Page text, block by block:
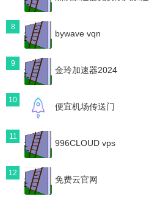
8
bywave vqn
9
金玲加速器2024
10
便宜机场传送门
11
996CLOUD vps
12
免费云官网